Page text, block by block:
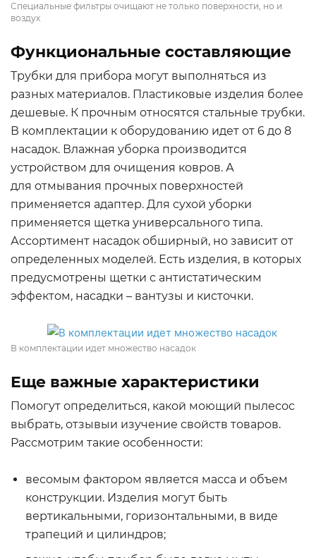
Специальные фильтры очищают не только поверхности, но и
воздух
Функциональные составляющие
Трубки для прибора могут выполняться из
разных материалов. Пластиковые изделия более
дешевые. К прочным относятся стальные трубки.
В комплектации к оборудованию идет от 6 до 8
насадок. Влажная уборка производится
устройством для очищения ковров. А
для отмывания прочных поверхностей
применяется адаптер. Для сухой уборки
применяется щетка универсального типа.
Ассортимент насадок обширный, но зависит от
определенных моделей. Есть изделия, в которых
предусмотрены щетки с антистатическим
эффектом, насадки – вантузы и кисточки.
В комплектации идет множество насадок
Еще важные характеристики
Помогут определиться, какой моющий пылесос
выбрать, отзывыи изучение свойств товаров.
Рассмотрим такие особенности:
весомым фактором является масса и объем
конструкции. Изделия могут быть
вертикальными, горизонтальными, в виде
трапеций и цилиндров;